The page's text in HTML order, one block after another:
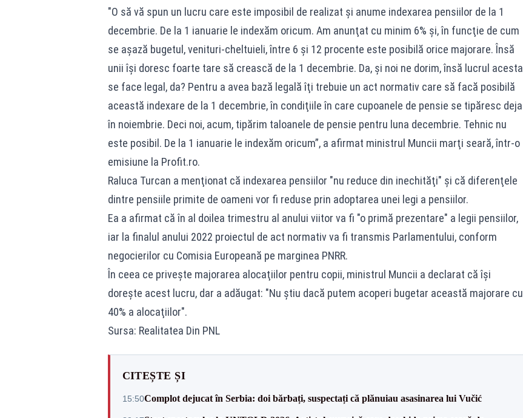
"O să vă spun un lucru care este imposibil de realizat şi anume indexarea pensiilor de la 1
decembrie. De la 1 ianuarie le indexăm oricum. Am anunţat cu minim 6% şi, în funcţie de cum
se aşază bugetul, venituri-cheltuieli, între 6 şi 12 procente este posibilă orice majorare. Însă
unii îşi doresc foarte tare să crească de la 1 decembrie. Da, şi noi ne dorim, însă lucrul acesta
se face legal, da? Pentru a avea bază legală îţi trebuie un act normativ care să facă posibilă
această indexare de la 1 decembrie, în condiţiile în care cupoanele de pensie se tipăresc deja
în noiembrie. Deci noi, acum, tipărim taloanele de pensie pentru luna decembrie. Tehnic nu
este posibil. De la 1 ianuarie le indexăm oricum”, a afirmat ministrul Muncii marţi seară, într-o
emisiune la Profit.ro.
Raluca Turcan a menţionat că indexarea pensiilor "nu reduce din inechităţi" şi că diferenţele
dintre pensiile primite de oameni vor fi reduse prin adoptarea unei legi a pensiilor.
Ea a afirmat că în al doilea trimestru al anului viitor va fi "o primă prezentare" a legii pensiilor,
iar la finalul anului 2022 proiectul de act normativ va fi transmis Parlamentului, conform
negocierilor cu Comisia Europeană pe marginea PNRR.
În ceea ce priveşte majorarea alocaţiilor pentru copii, ministrul Muncii a declarat că îşi
doreşte acest lucru, dar a adăugat: "Nu ştiu dacă putem acoperi bugetar această majorare cu
40% a alocaţiilor".
Sursa: Realitatea Din PNL
CITEȘTE ȘI
15:50Complot dejucat în Serbia: doi bărbați, suspectați că plănuiau asasinarea lui Vučić